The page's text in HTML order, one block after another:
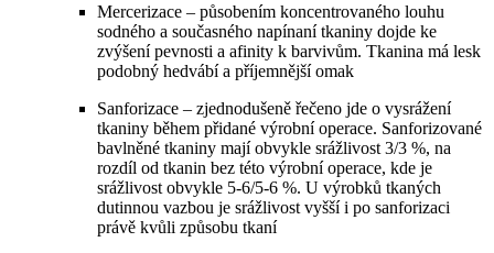
Mercerizace – působením koncentrovaného louhu
sodného a současného napínaní tkaniny dojde ke
zvýšení pevnosti a afinity k barvivům. Tkanina má lesk
podobný hedvábí a příjemnější omak
Sanforizace – zjednodušeně řečeno jde o vysrážení
tkaniny během přidané výrobní operace. Sanforizované
bavlněné tkaniny mají obvykle srážlivost 3/3 %, na
rozdíl od tkanin bez této výrobní operace, kde je
srážlivost obvykle 5-6/5-6 %. U výrobků tkaných
dutinnou vazbou je srážlivost vyšší i po sanforizaci
právě kvůli způsobu tkaní